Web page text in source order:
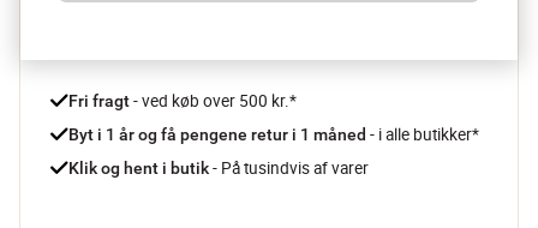
Fri fragt - ved køb over 500 kr.*
Byt i 1 år og få pengene retur i 1 måned - i alle butikker*
Klik og hent i butik - På tusindvis af varer